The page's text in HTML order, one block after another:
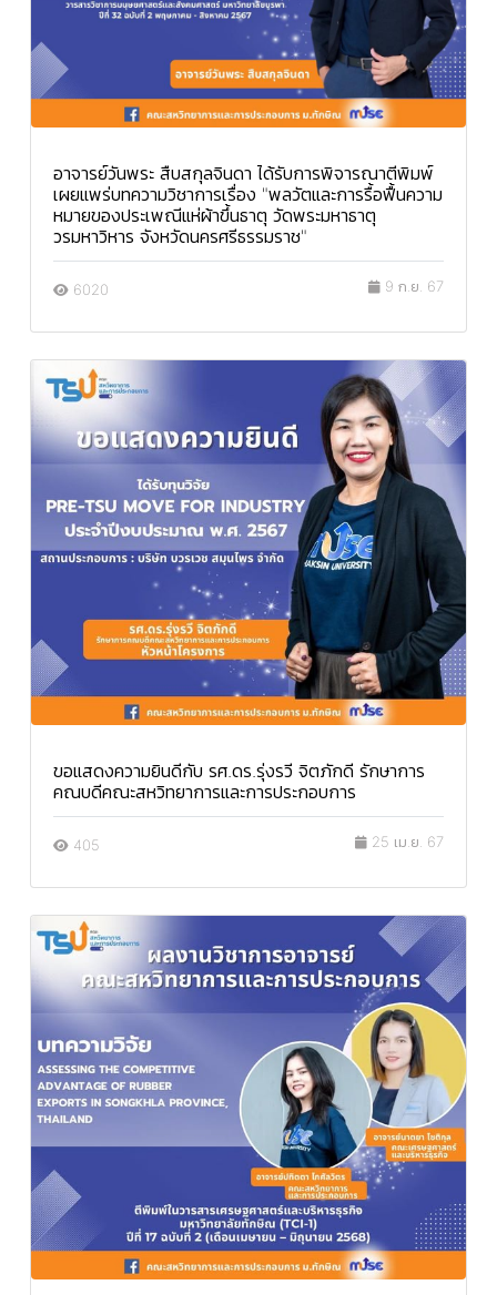
อาจารย์วันพระ สืบสกุลจินดา ได้รับการพิจารณาตีพิมพ์
เผยแพร่บทความวิชาการเรื่อง "พลวัตและการรื้อฟื้นความ
หมายของประเพณีแห่ผ้าขึ้นธาตุ วัดพระมหาธาตุ
วรมหาวิหาร จังหวัดนครศรีธรรมราช"
6020 9 ก.ย. 67
ขอแสดงความยินดีกับ รศ.ดร.รุ่งรวี จิตภักดี รักษาการ
คณบดีคณะสหวิทยาการและการประกอบการ
405 25 เม.ย. 67